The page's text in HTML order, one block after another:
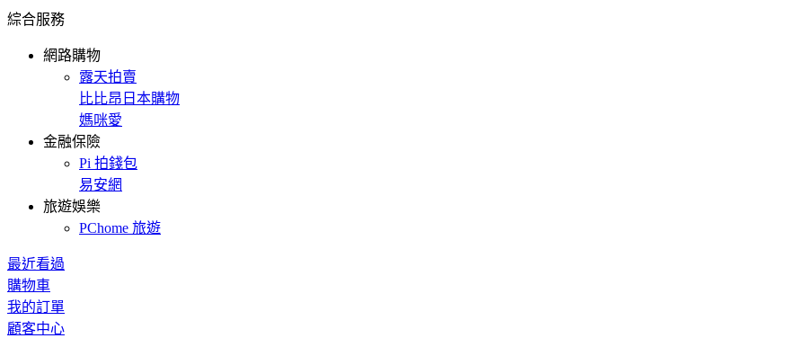
綜合服務
網路購物
露天拍賣
比比昂日本購物
媽咪愛
金融保險
Pi 拍錢包
易安網
旅遊娛樂
PChome 旅遊
最近看過
購物車
我的訂單
顧客中心